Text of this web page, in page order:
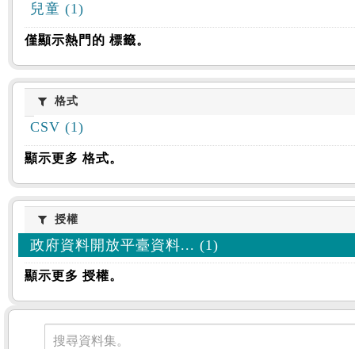
兒童 (1)
僅顯示熱門的 標籤。
格式格式
CSV (1)
顯示更多 格式。
授權授權
政府資料開放平臺資料... (1)
顯示更多 授權。
資料集
搜尋資料集。